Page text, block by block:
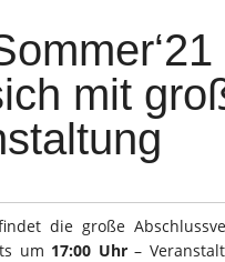
mit
die große
um 17:00 Uhr–